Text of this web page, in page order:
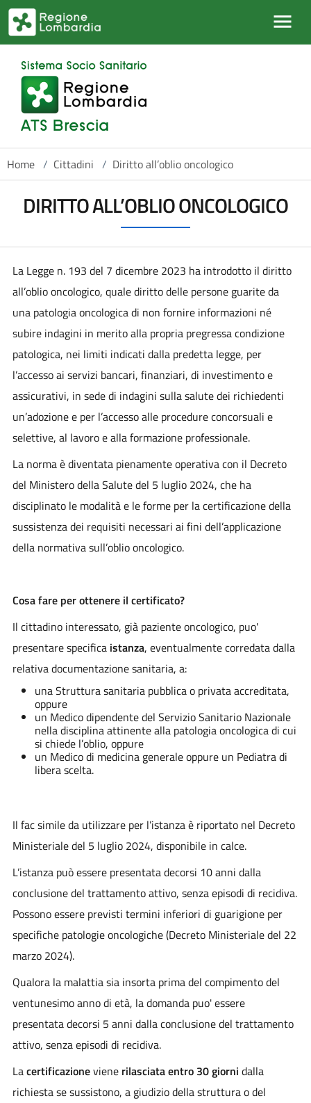
Salta al contenuto principale
Home / Cittadini / Diritto all’oblio oncologico
DIRITTO ALL’OBLIO ONCOLOGICO
La Legge n. 193 del 7 dicembre 2023 ha introdotto il diritto
all’oblio oncologico, quale diritto delle persone guarite da
una patologia oncologica di non fornire informazioni né
subire indagini in merito alla propria pregressa condizione
patologica, nei limiti indicati dalla predetta legge, per
l’accesso ai servizi bancari, finanziari, di investimento e
assicurativi, in sede di indagini sulla salute dei richiedenti
un’adozione e per l’accesso alle procedure concorsuali e
selettive, al lavoro e alla formazione professionale.
La norma è diventata pienamente operativa con il Decreto
del Ministero della Salute del 5 luglio 2024, che ha
disciplinato le modalità e le forme per la certificazione della
sussistenza dei requisiti necessari ai fini dell’applicazione
della normativa sull’oblio oncologico.
Cosa fare per ottenere il certificato?
Il cittadino interessato, già paziente oncologico, puo'
presentare specifica istanza, eventualmente corredata dalla
relativa documentazione sanitaria, a:
una Struttura sanitaria pubblica o privata accreditata,
oppure
un Medico dipendente del Servizio Sanitario Nazionale
nella disciplina attinente alla patologia oncologica di cui
si chiede l’oblio, oppure
un Medico di medicina generale oppure un Pediatra di
libera scelta.
Il fac simile da utilizzare per l’istanza è riportato nel Decreto
Ministeriale del 5 luglio 2024, disponibile in calce.
L’istanza può essere presentata decorsi 10 anni dalla
conclusione del trattamento attivo, senza episodi di recidiva.
Possono essere previsti termini inferiori di guarigione per
specifiche patologie oncologiche (Decreto Ministeriale del 22
marzo 2024).
Qualora la malattia sia insorta prima del compimento del
ventunesimo anno di età, la domanda puo' essere
presentata decorsi 5 anni dalla conclusione del trattamento
attivo, senza episodi di recidiva.
Lacertificazioneviene rilasciata entro 30 giorni dalla
richiesta se sussistono, a giudizio della struttura o del